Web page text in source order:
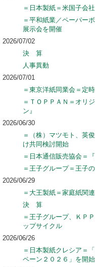
＝日本製紙＝米国子会
＝平和紙業／ペーパー
展示会を開催
2026/07/02
決 算
人事異動
2026/07/01
＝東京洋紙同業会＝定
＝ＴＯＰＰＡＮ＝オリ
ン』
2026/06/30
＝（株）マツモト、英
け共同検討開始
＝日本通信販売協会＝
＝王子グループ＝王子
2026/06/29
＝大王製紙＝家庭紙関
決 算
＝王子グループ、ＫＰ
ップサイクル
2026/06/26
＝日本製紙クレシア
ペーン２０２６」を開始